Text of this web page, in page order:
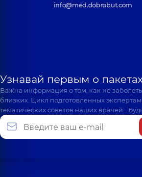
info@med.dobrobut.com
Узнавай первым о
Важна информация о том, как не
близких. Цикл подготовленных
тематических советов наших врачей…